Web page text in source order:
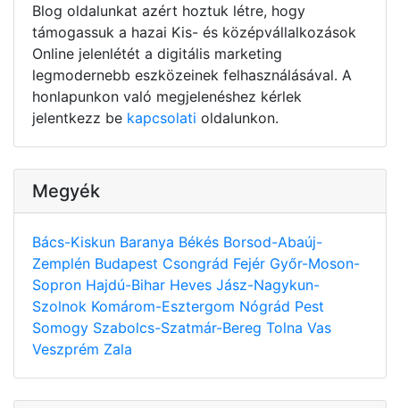
Blog oldalunkat azért hoztuk létre, hogy
támogassuk a hazai Kis- és középvállalkozások
Online jelenlétét a digitális marketing
legmodernebb eszközeinek felhasználásával. A
honlapunkon való megjelenéshez kérlek
jelentkezz be kapcsolati oldalunkon.
Megyék
Bács-Kiskun Baranya Békés Borsod-Abaúj-
Zemplén Budapest Csongrád Fejér Győr-Moson-
Sopron Hajdú-Bihar Heves Jász-Nagykun-
Szolnok Komárom-Esztergom Nógrád Pest
Somogy Szabolcs-Szatmár-Bereg Tolna Vas
Veszprém Zala